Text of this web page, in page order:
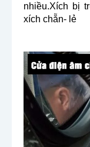
nhiều.Xích bị
xích chẵn- lẻ